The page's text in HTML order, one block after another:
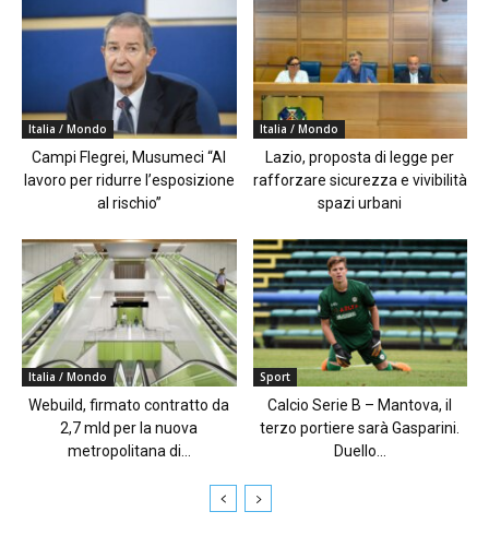
Italia / Mondo
Campi Flegrei, Musumeci “Al
lavoro per ridurre l’esposizione
al rischio”
Italia / Mondo
Lazio, proposta di legge per
rafforzare sicurezza e vivibilità
spazi urbani
Italia / Mondo
Webuild, firmato contratto da
2,7 mld per la nuova
metropolitana di...
Sport
Calcio Serie B – Mantova, il
terzo portiere sarà Gasparini.
Duello...